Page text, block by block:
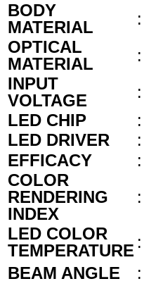
BODY
MATERIAL
:
OPTICAL
MATERIAL
:
INPUT
VOLTAGE
:
LED CHIP
:
LED DRIVER
:
EFFICACY
:
COLOR
RENDERING
INDEX
:
LED COLOR
TEMPERATURE :
BEAM ANGLE
: